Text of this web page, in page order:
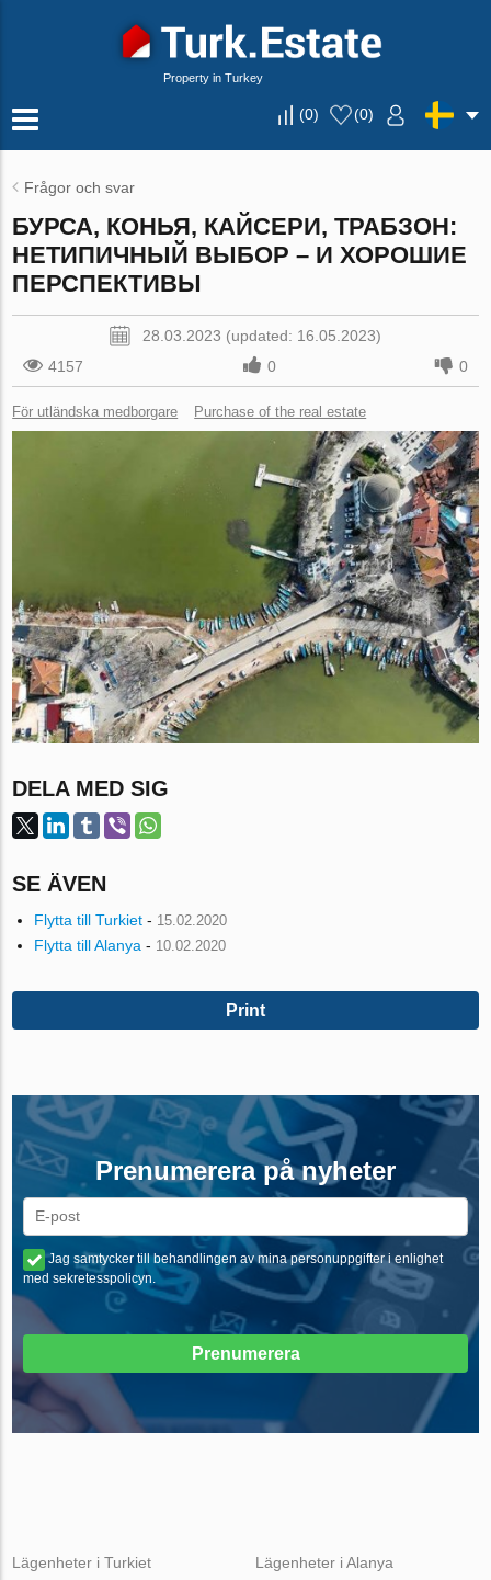
Property in Turkey
(0) (0)
Frågor och svar
БУРСА, КОНЬЯ, КАЙСЕРИ, ТРАБЗОН:
НЕТИПИЧНЫЙ ВЫБОР – И ХОРОШИЕ
ПЕРСПЕКТИВЫ
28.03.2023 (updated: 16.05.2023)
4157
0 0
För utländska medborgare Purchase of the real estate
DELA MED SIG
SE ÄVEN
Flytta till Turkiet - 15.02.2020
Flytta till Alanya - 10.02.2020
Print
Prenumerera på nyheter
Jag samtycker till behandlingen av mina personuppgifter i enlighet
med sekretesspolicyn.
Prenumerera
Lägenheter i Turkiet
Lägenheter i Alanya